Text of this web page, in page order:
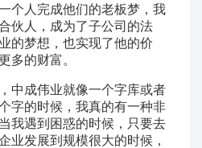
个人完成他们的老板梦，我
伙人，成为了子公司的法
的梦想，也实现了他的价
多的财富。
中成伟业就像一个字库或者
字的时候，我真的有一种非
我遇到困惑的时候，只要去
业发展到规模很大的时候，